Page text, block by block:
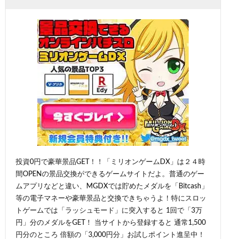
投資0円で豪華景品GET！！「ミリオンゲームDX」は２４時
間OPENの景品交換ができるゲームサイトだよ。普通のゲー
ムアプリなどと違い、MGDXでは貯めたメダルを「Bitcash」
等の電子マネーや豪華景品と交換できちゃうよ！特にスロッ
トゲームでは「ラッシュモード」に突入すると 1回で「3万
円」分のメダルをGET！ 当サイトから登録すると 通常1,500
円分のところ 倍額の「3,000円分」お試しポイント進呈中！